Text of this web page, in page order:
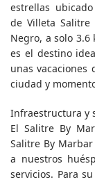
estrellas
de Villeta Salitre
Negro, a solo
es el destino
unas vacaciones
ciudad y
Infraestructura y
El Salitre By
Salitre By
a nuestros
servicios. Para